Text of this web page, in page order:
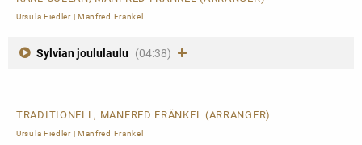
Ursula Fiedler| Manfred Fränkel
Sylvian joululaulu (04:38)
TRADITIONELL, MANFRED FRÄNKEL (ARRANGER)
Ursula Fiedler| Manfred Fränkel